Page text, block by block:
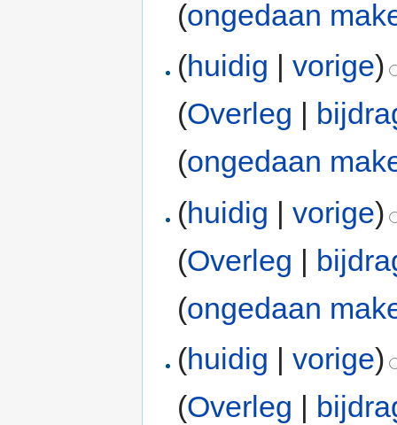
(ongedaan
(huidig |vorige)
(Overleg
(ongedaan
(huidig |vorige)
(Overleg |
(ongedaan
(huidig |vorige)
(Overleg |